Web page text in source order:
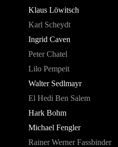
Klaus Löwitsch
Karl Scheydt
Ingrid Caven
Peter Chatel
Lilo Pempeit
Walter Sedlmayr
El Hedi Ben Salem
Hark Bohm
Michael Fengler
Rainer Werner Fassbinder